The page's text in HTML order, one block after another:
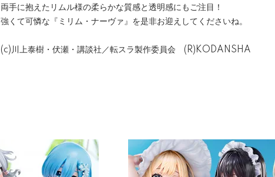
両手に抱えたリムル様の柔らかな質感と透明感にもご注目！
強くて可憐な『ミリム・ナーヴァ』を是非お迎えしてくださいね。
(c)川上泰樹・伏瀬・講談社／転スラ製作委員会 (R)KODANSHA